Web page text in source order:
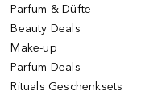
Parfum & Düfte
Beauty Deals
Make-up
Parfum-Deals
Rituals Geschenksets